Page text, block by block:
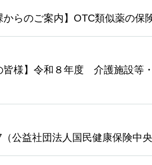
からのご案内】OTC類似薬の
皆様】令和８年度 介護施設
公益社団法人国民健康保険中